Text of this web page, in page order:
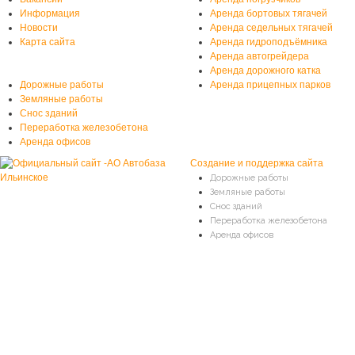
Информация
Новости
Карта сайта
Дорожные работы
Земляные работы
Снос зданий
Переработка железобетона
Аренда офисов
Аренда бортовых тягачей
Аренда седельных тягачей
Аренда гидроподъёмника
Аренда автогрейдера
Аренда дорожного катка
Аренда прицепных парков
Создание и поддержка сайта
Дорожные работы
Земляные работы
Снос зданий
Переработка железобетона
Аренда офисов